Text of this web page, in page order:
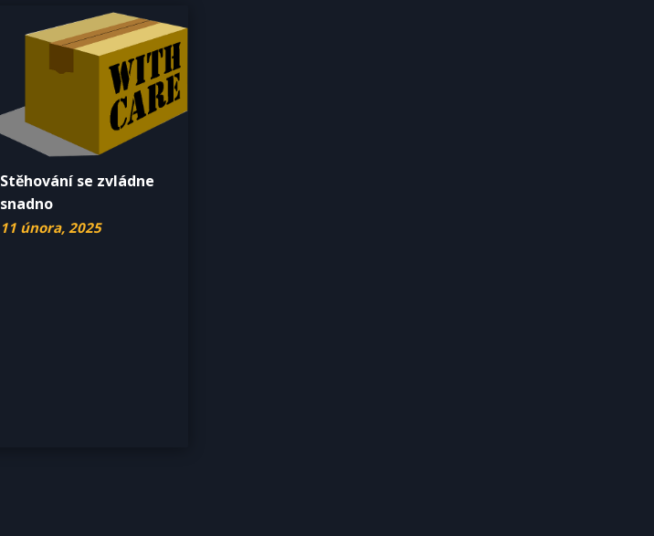
Stěhování se zvládne
snadno
11 února, 2025